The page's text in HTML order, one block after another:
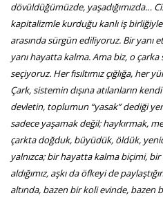
dövüldüğümüzde, yaşadığımızda…
kapitalizmle kurduğu kanlı iş
arasında sürgün ediliyoruz. Bir yanı
yanı hayatta kalma. Ama biz, o çarka
seçiyoruz. Her fısıltımız çığlığa,
Çark, sistemin dışına atılanların
devletin, toplumun “yasak” dediği
sadece yaşamak değil; haykırmak,
çarkta doğduk, büyüdük, öldük,
yalnızca; bir hayatta kalma biçimi,
aldığımız, aşkı da öfkeyi de
altında, bazen bir koli evinde, bazen